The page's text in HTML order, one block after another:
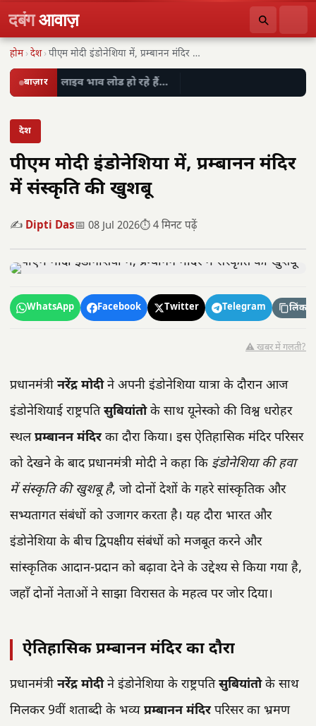
दबंगआवाज़
होम ›देश › पीएम मोदी इंडोनेशिया में, प्रम्बानन मंदिर में संस्कृति…
बाज़ार लाइव भाव लोड हो रहे हैं…
देश
पीएम मोदी इंडोनेशिया में, प्रम्बानन मंदिर
में संस्कृति की खुशबू
✍️ Dipti Das📅 08 Jul 2026⏱️ 4 मिनट पढ़ें
WhatsApp Facebook Twitter Telegram लिंक
⚠️ खबर में गलती?
प्रधानमंत्री नरेंद्र मोदीने अपनी इंडोनेशिया यात्रा के दौरान आज
इंडोनेशियाई राष्ट्रपतिसुबियांतोके साथ यूनेस्को की विश्व धरोहर
स्थलप्रम्बानन मंदिरका दौरा किया। इस ऐतिहासिक मंदिर परिसर
को देखने के बाद प्रधानमंत्री मोदी ने कहा कि इंडोनेशिया की हवा
में संस्कृति की खुशबू है, जो दोनों देशों के गहरे सांस्कृतिक और
सभ्यतागत संबंधों को उजागर करता है। यह दौरा भारत और
इंडोनेशिया के बीच द्विपक्षीय संबंधों को मजबूत करने और
सांस्कृतिक आदान-प्रदान को बढ़ावा देने के उद्देश्य से किया गया है,
जहाँ दोनों नेताओं ने साझा विरासत के महत्व पर जोर दिया।
ऐतिहासिक प्रम्बानन मंदिर का दौरा
प्रधानमंत्री नरेंद्र मोदीने इंडोनेशिया के राष्ट्रपतिसुबियांतोके साथ
मिलकर 9वीं शताब्दी के भव्य प्रम्बानन मंदिरपरिसर का भ्रमण